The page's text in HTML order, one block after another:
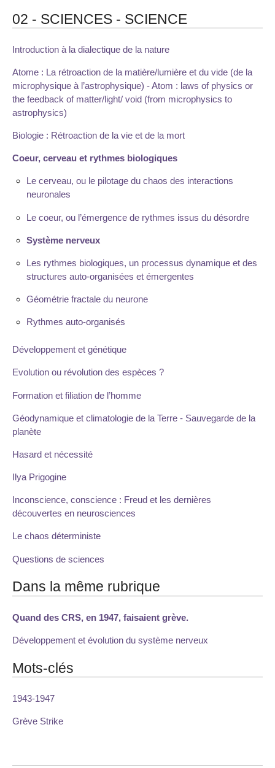
02 - SCIENCES - SCIENCE
Introduction à la dialectique de la nature
Atome : La rétroaction de la matière/lumière et du vide (de la
microphysique à l’astrophysique) - Atom : laws of physics or
the feedback of matter/light/ void (from microphysics to
astrophysics)
Biologie : Rétroaction de la vie et de la mort
Coeur, cerveau et rythmes biologiques
Le cerveau, ou le pilotage du chaos des interactions
neuronales
Le coeur, ou l’émergence de rythmes issus du désordre
Système nerveux
Les rythmes biologiques, un processus dynamique et des
structures auto-organisées et émergentes
Géométrie fractale du neurone
Rythmes auto-organisés
Développement et génétique
Evolution ou révolution des espèces ?
Formation et filiation de l’homme
Géodynamique et climatologie de la Terre - Sauvegarde de la
planète
Hasard et nécessité
Ilya Prigogine
Inconscience, conscience : Freud et les dernières
découvertes en neurosciences
Le chaos déterministe
Questions de sciences
Dans la même rubrique
Quand des CRS, en 1947, faisaient grève.
Développement et évolution du système nerveux
Mots-clés
1943-1947
Grève Strike